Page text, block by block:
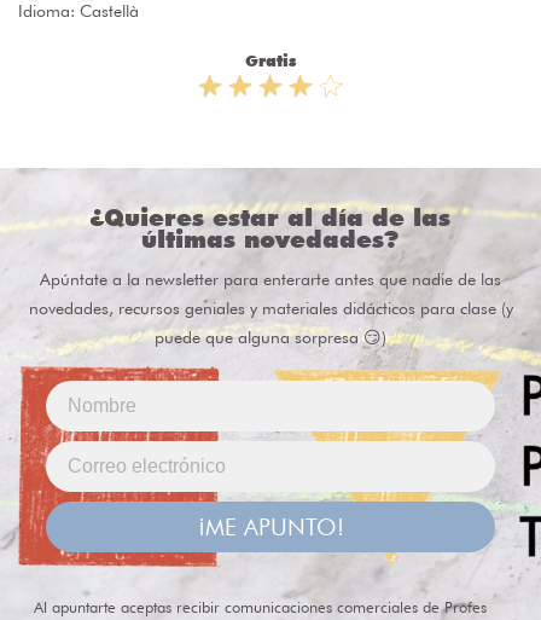
Idioma: Castellà
Gratis
¿Quieres estar al día de las
últimas novedades?
Apúntate a la newsletter para enterarte antes que nadie de las
novedades, recursos geniales y materiales didácticos para clase (y
puede que alguna sorpresa 😏)
¡ME APUNTO!
Al apuntarte aceptas recibir comunicaciones comerciales de Profes